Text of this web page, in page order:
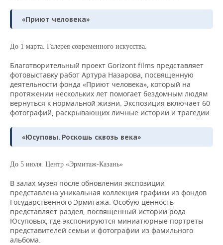
«Приют человека»
До 1 марта. Галерея современного искусства.
Благотворительный проект Gorizont films представляет
фотовыставку работ Артура Назарова, посвященную
деятельности фонда «Приют человека», который на
протяжении нескольких лет помогает бездомным людям
вернуться к нормальной жизни. Экспозиция включает 60
фотографий, раскрывающих личные истории и трагедии.
«Юсуповы. Роскошь сквозь века»
До 5 июля. Центр «Эрмитаж-Казань»
В залах музея после обновления экспозиции
представлена уникальная коллекция графики из фондов
Государственного Эрмитажа. Особую ценность
представляет раздел, посвященный истории рода
Юсуповых, где экспонируются миниатюрные портреты
представителей семьи и фотографии из фамильного
альбома.